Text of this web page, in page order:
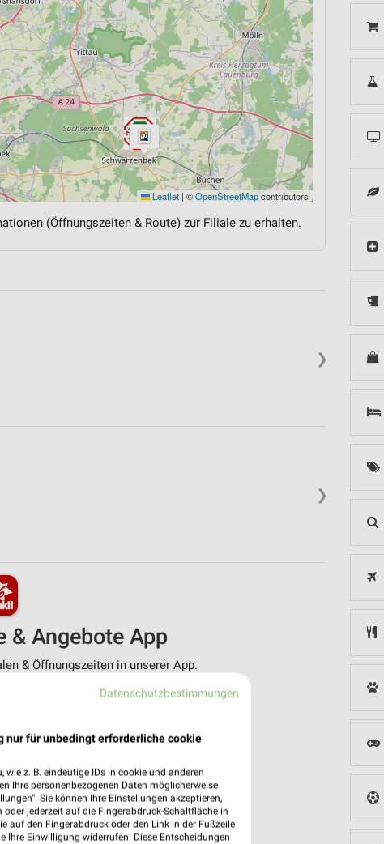
Leaflet | ©OpenStreetMapcontributors
(Öffnungszeiten & Route) zur Filiale zu erhalten.
❯
❯
& Angebote App
& Öffnungszeiten in unserer App.
bei neuen Prospekten
stressfrei planen
laden oder QR-Code scannen.
Datenschutzbestimmungen
nur für unbedingt erforderliche cookie
z. B. eindeutige IDs in cookie und anderen
Ihre personenbezogenen Daten möglicherweise
Sie können Ihre Einstellungen akzeptieren,
jederzeit auf die Fingerabdruck-Schaltfläche in
auf den Fingerabdruck oder den Link in der Fußzeile
Ihre Einwilligung widerrufen. Diese Entscheidungen